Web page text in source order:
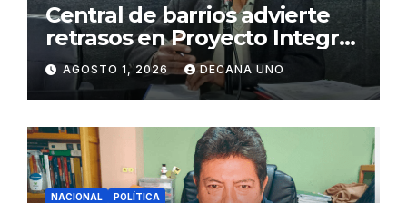
Central de barrios advierte
retrasos en Proyecto Integral
de Agua y Alcantarillado para
Juliaca
AGOSTO 1, 2026 DECANA UNO
NACIONAL POLÍTICA